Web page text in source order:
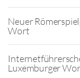
Neuer
Wort
Luxemburger